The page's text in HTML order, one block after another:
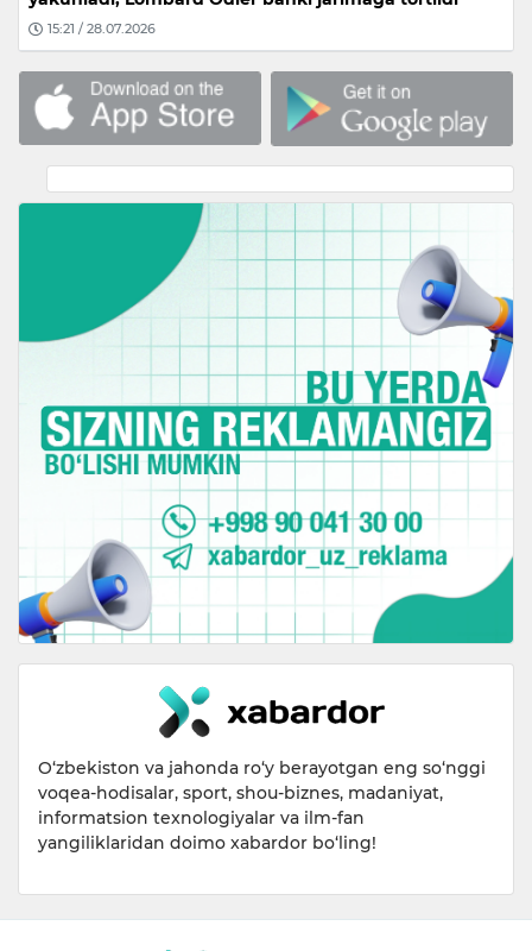
15:21 / 28.07.2026
O‘zbekiston va jahonda ro‘y berayotgan eng so‘nggi
voqea-hodisalar, sport, shou-biznes, madaniyat,
informatsion texnologiyalar va ilm-fan
yangiliklaridan doimo xabardor bo‘ling!